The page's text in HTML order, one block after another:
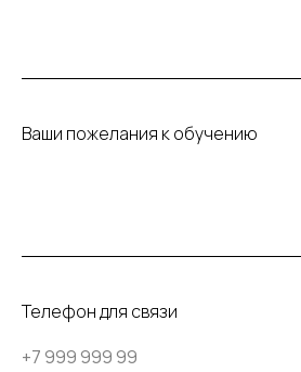
Ваши пожелания к обучению
Телефон для связи